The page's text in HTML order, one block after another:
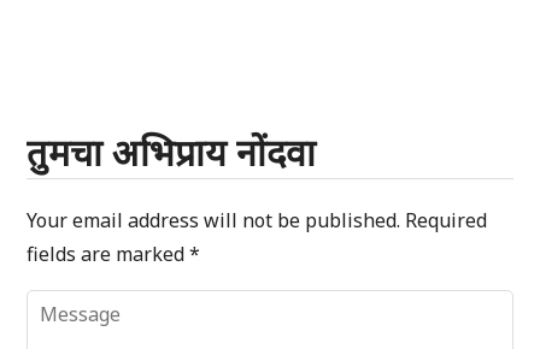
तुमचा अभिप्राय नोंदवा
Your email address will not be published. Required
fields are marked*